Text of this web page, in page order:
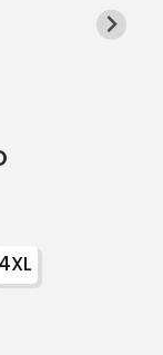
4XL